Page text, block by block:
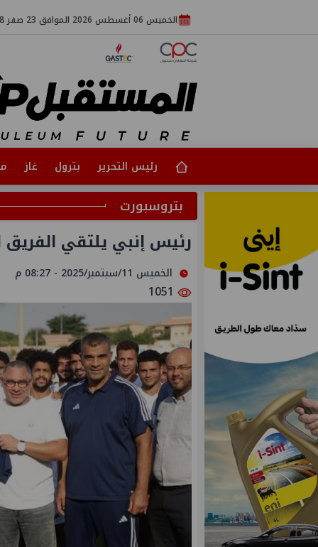
الخميس 06 أغسطس 2026 الموافق 23 صفر 1448
رئيس التحرير بترول غاز
بتروسبورت
رئيس إنبي يلتقي الفريق
الخميس 11/سبتمبر/2025 - 08:27 م